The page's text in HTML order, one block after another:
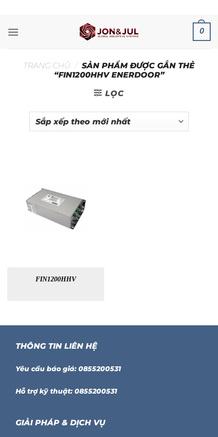
nội
0
TRANG CHỦ / SẢN PHẨM ĐƯỢC GẮN THẺ
“FIN1200HHV ENERDOOR”
LỌC
FIN1200HHV
THÔNG TIN LIÊN HỆ
Yêu cầu báo giá: 0855200531
Hỗ trợ kỹ thuật: 0855200531
GIẢI PHÁP & DỊCH VỤ